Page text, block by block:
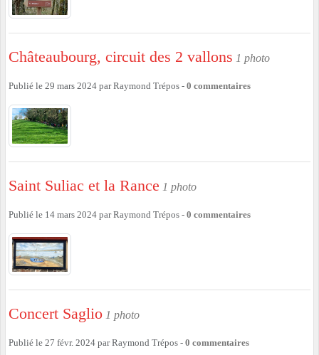
Châteaubourg, circuit des 2 vallons 1 photo
Publié le 29 mars 2024 parRaymond Trépos - 0 commentaires
Saint Suliac et la Rance 1 photo
Publié le 14 mars 2024 parRaymond Trépos - 0 commentaires
Concert Saglio 1 photo
Publié le 27 févr. 2024 parRaymond Trépos - 0 commentaires